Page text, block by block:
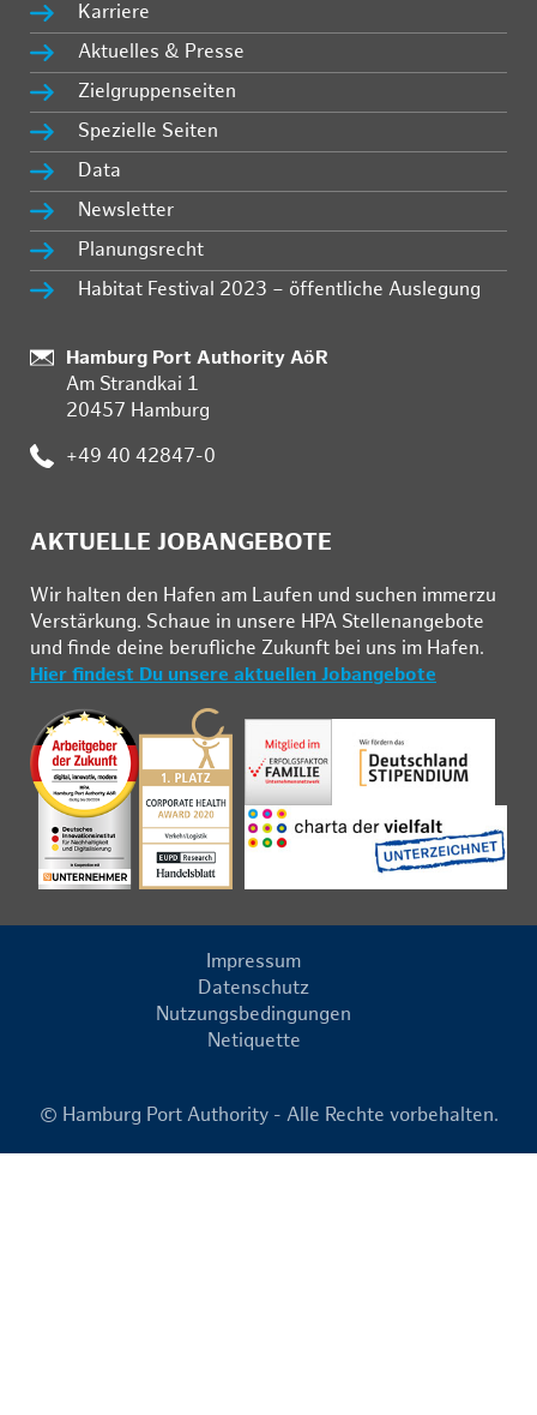
Karriere
Aktuelles & Presse
Zielgruppenseiten
Spezielle Seiten
Data
Newsletter
Planungsrecht
Habitat Festival 2023 – öffentliche Auslegung
:
Hamburg Port Authority AöR
Am Strandkai 1
20457 Hamburg
: +49 40 42847-0
AKTUELLE JOBANGEBOTE
Wir hal­ten den Ha­fen am Lau­fen und su­chen im­mer­zu
Ver­stär­kung. Schau­e in un­se­re HPA Stel­len­an­ge­bo­te
und fin­de deine be­ruf­li­che Zu­kunft bei uns im Ha­fen.
Hier findest Du unsere aktuellen Jobangebote
Impressum
Datenschutz
Nutzungsbedingungen
Netiquette
© Hamburg Port Authority - Alle Rechte vorbehalten.